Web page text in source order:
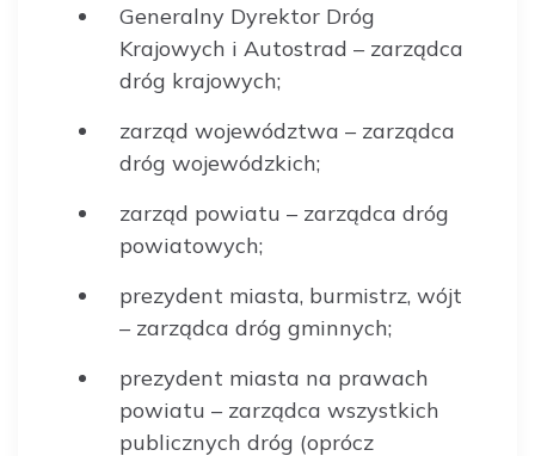
Generalny Dyrektor Dróg
Krajowych i Autostrad – zarządca
dróg krajowych;
zarząd województwa – zarządca
dróg wojewódzkich;
zarząd powiatu – zarządca dróg
powiatowych;
prezydent miasta, burmistrz, wójt
– zarządca dróg gminnych;
prezydent miasta na prawach
powiatu – zarządca wszystkich
publicznych dróg (oprócz